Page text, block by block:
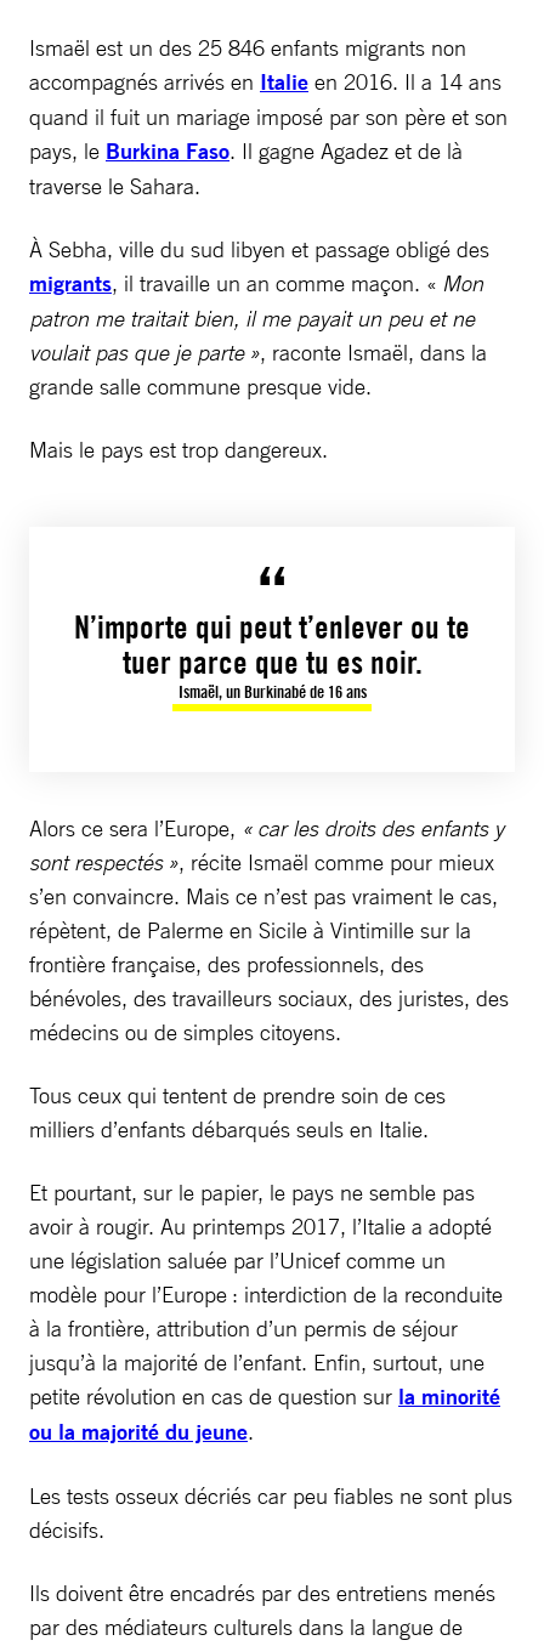
Ismaël est un des 25 846 enfants migrants non
accompagnés arrivés en Italie en 2016. Il a 14 ans
quand il fuit un mariage imposé par son père et son
pays, le Burkina Faso. Il gagne Agadez et de là
traverse le Sahara.
À Sebha, ville du sud libyen et passage obligé des
migrants, il travaille un an comme maçon. « Mon
patron me traitait bien, il me payait un peu et ne
voulait pas que je parte », raconte Ismaël, dans la
grande salle commune presque vide.
Mais le pays est trop dangereux.
N’importe qui peut t’enlever ou te
tuer parce que tu es noir.
Ismaël, un Burkinabé de 16 ans
Alors ce sera l’Europe, « car les droits des enfants y
sont respectés », récite Ismaël comme pour mieux
s’en convaincre. Mais ce n’est pas vraiment le cas,
répètent, de Palerme en Sicile à Vintimille sur la
frontière française, des professionnels, des
bénévoles, des travailleurs sociaux, des juristes, des
médecins ou de simples citoyens.
Tous ceux qui tentent de prendre soin de ces
milliers d’enfants débarqués seuls en Italie.
Et pourtant, sur le papier, le pays ne semble pas
avoir à rougir. Au printemps 2017, l’Italie a adopté
une législation saluée par l’Unicef comme un
modèle pour l’Europe : interdiction de la reconduite
à la frontière, attribution d’un permis de séjour
jusqu’à la majorité de l’enfant. Enfin, surtout, une
petite révolution en cas de question sur la minorité
ou la majorité du jeune.
Les tests osseux décriés car peu fiables ne sont plus
décisifs.
Ils doivent être encadrés par des entretiens menés
par des médiateurs culturels dans la langue de